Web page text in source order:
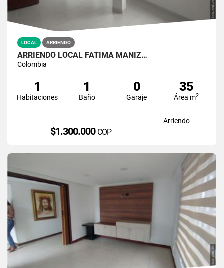
LOCAL ARRIENDO
ARRIENDO LOCAL FATIMA MANIZ…
Colombia
1
Habitaciones
1
Baño
0
Garaje
35
Área m2
Arriendo
$1.300.000 COP